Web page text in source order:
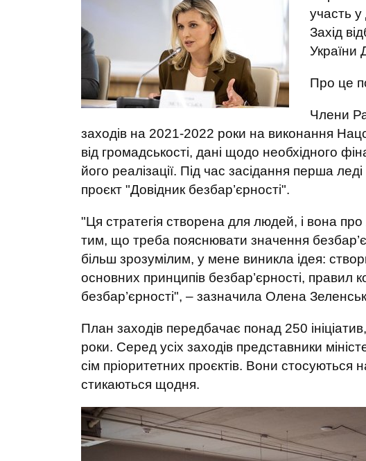
участь у
Захід
України
Про це
Члени
заходів на 2021-2022 роки на виконання
від громадськості, дані щодо необхідного
його реалізації. Під час засідання перша
проєкт "Довідник безбар’єрності".
"Ця стратегія створена для людей, і вона
тим, що треба пояснювати значення
більш зрозумілим, у мене виникла ідея:
основних принципів безбар’єрності, правил
безбар’єрності", – зазначила Олена
План заходів передбачає понад 250
роки. Серед усіх заходів представники
сім пріоритетних проєктів. Вони стосуються
стикаються щодня.